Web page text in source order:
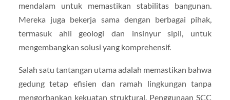
mendalam untuk memastikan stabilitas bangunan.
Mereka juga bekerja sama dengan berbagai pihak,
termasuk ahli geologi dan insinyur sipil, untuk
mengembangkan solusi yang komprehensif.
Salah satu tantangan utama adalah memastikan bahwa
gedung tetap efisien dan ramah lingkungan tanpa
mengorbankan kekuatan struktural. Penggunaan SCC